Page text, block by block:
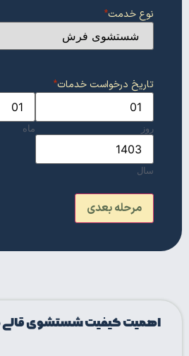
نوع خدمت*
تاریخ درخواست خدمات*
روز ماه
سال
اهمیت کیفیت شستشوی قالی